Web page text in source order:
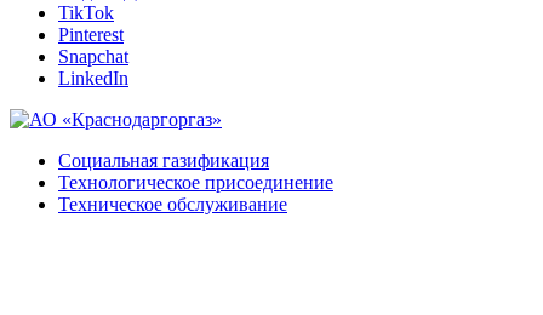
TikTok
Pinterest
Snapchat
LinkedIn
Социальная газификация
Технологическое присоединение
Техническое обслуживание